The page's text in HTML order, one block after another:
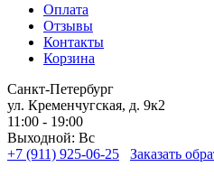
Оплата
Отзывы
Контакты
Корзина
Санкт-Петербург
ул. Кременчугская, д. 9к2
11:00 - 19:00
Выходной: Вс
+7 (911) 925-06-25
Заказать